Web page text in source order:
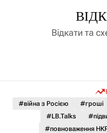
д
Відкати та
#війна з Росією #гроші
#LB.Talks
#повноваження